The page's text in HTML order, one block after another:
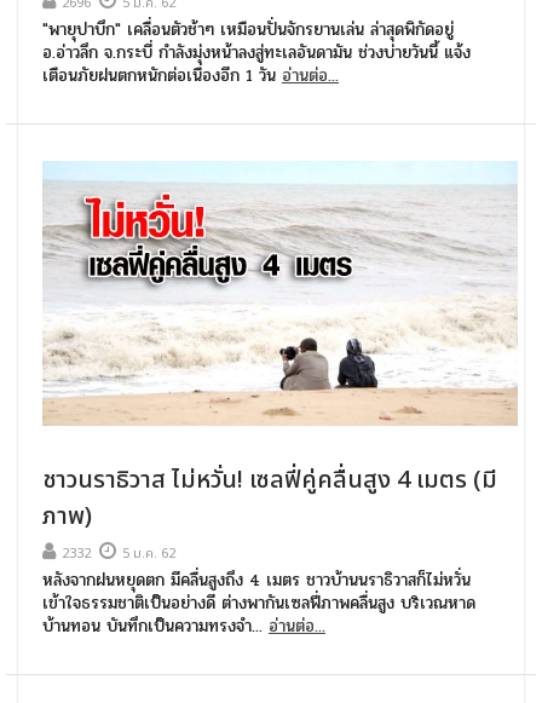
"พายุปาบึก" เคลื่อนตัวช้าๆ เหมือนปั่นจักรยานเล่น ล่าสุดพิกัดอยู่
อ.อ่าวลึก จ.กระบี่ กำลังมุ่งหน้าลงสู่ทะเลอันดามัน ช่วงบ่ายวันนี้ แจ้ง
เตือนภัยฝนตกหนักต่อเนื่องอีก 1 วัน อ่านต่อ...
ชาวนราธิวาส ไม่หวั่น! เซลฟี่คู่คลื่นสูง 4 เมตร (มี
ภาพ)
2332 5 ม.ค. 62
หลังจากฝนหยุดตก มีคลื่นสูงถึง 4 เมตร ชาวบ้านนราธิวาสก็ไม่หวั่น
เข้าใจธรรมชาติเป็นอย่างดี ต่างพากันเซลฟี่ภาพคลื่นสูง บริเวณหาด
บ้านทอน บันทึกเป็นความทรงจำ... อ่านต่อ...